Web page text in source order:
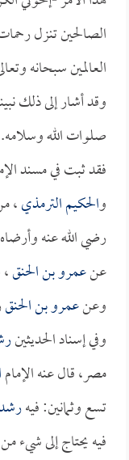
الصالحين تنزل
العالمين سبحانه
وقد أشار إلى ذلك
صلوات الله وسلامه.
فقد ثبت في مسند
والحكيم الترمذي،
رضي الله عنه
عنعمرو بن الحنق
وعنعمرو بن الحنق
وفي إسناد الحديثين
مصر، قال عنه الإمام
تسع وثمانين: فيه
فيه يحتاج إلى شيء